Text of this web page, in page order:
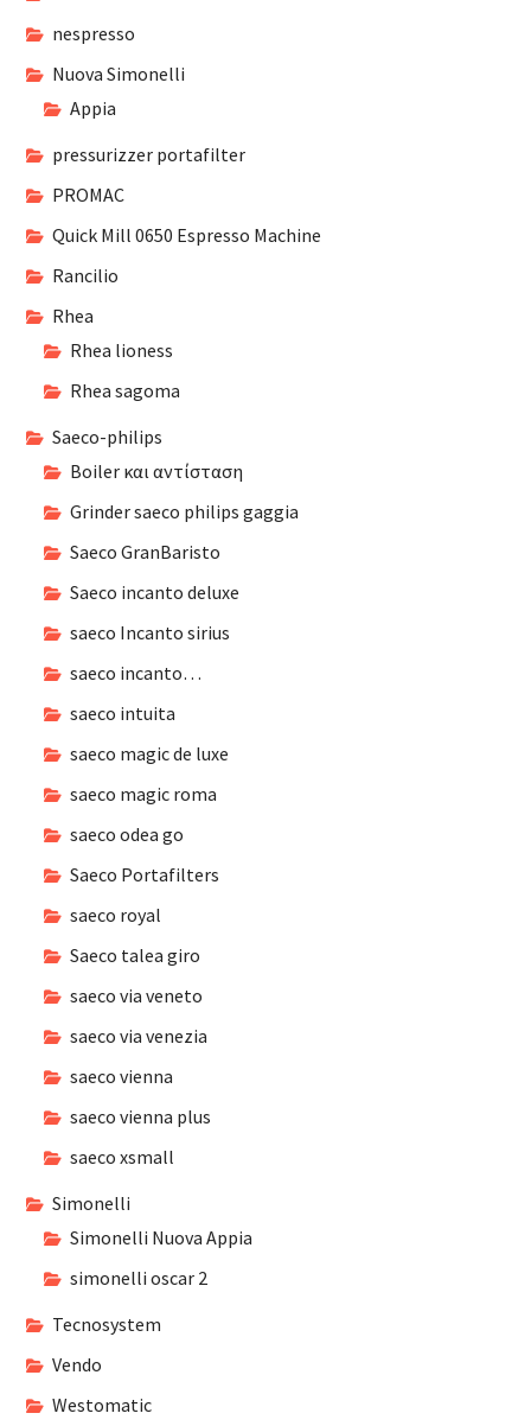
nespresso
Nuova Simonelli
Appia
pressurizzer portafilter
PROMAC
Quick Mill 0650 Espresso Machine
Rancilio
Rhea
Rhea lioness
Rhea sagoma
Saeco-philips
Boiler και αντίσταση
Grinder saeco philips gaggia
Saeco GranBaristo
Saeco incanto deluxe
saeco Incanto sirius
saeco incanto…
saeco intuita
saeco magic de luxe
saeco magic roma
saeco odea go
Saeco Portafilters
saeco royal
Saeco talea giro
saeco via veneto
saeco via venezia
saeco vienna
saeco vienna plus
saeco xsmall
Simonelli
Simonelli Nuova Appia
simonelli oscar 2
Tecnosystem
Vendo
Westomatic